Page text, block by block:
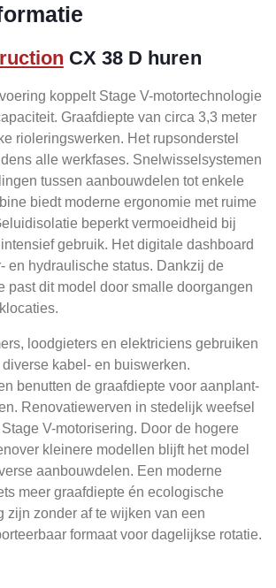
CX 38 D huren
koppelt Stage V-motortechnologie
Graafdiepte van circa 3,3 meter
rioleringswerken. Het rupsonderstel
alle werkfases. Snelwisselsystemen
tussen aanbouwdelen tot enkele
biedt moderne ergonomie met ruime
beperkt vermoeidheid bij
gebruik. Het digitale dashboard
en hydraulische status. Dankzij de
past dit model door smalle doorgangen
loodgieters en elektriciens gebruiken
kabel- en buiswerken.
benutten de graafdiepte voor aanplant-
Renovatiewerven in stedelijk weefsel
V-motorisering. Door de hogere
kleinere modellen blijft het model
aanbouwdelen. Een moderne
meer graafdiepte én ecologische
zijn zonder af te wijken van een
formaat voor dagelijkse rotatie.